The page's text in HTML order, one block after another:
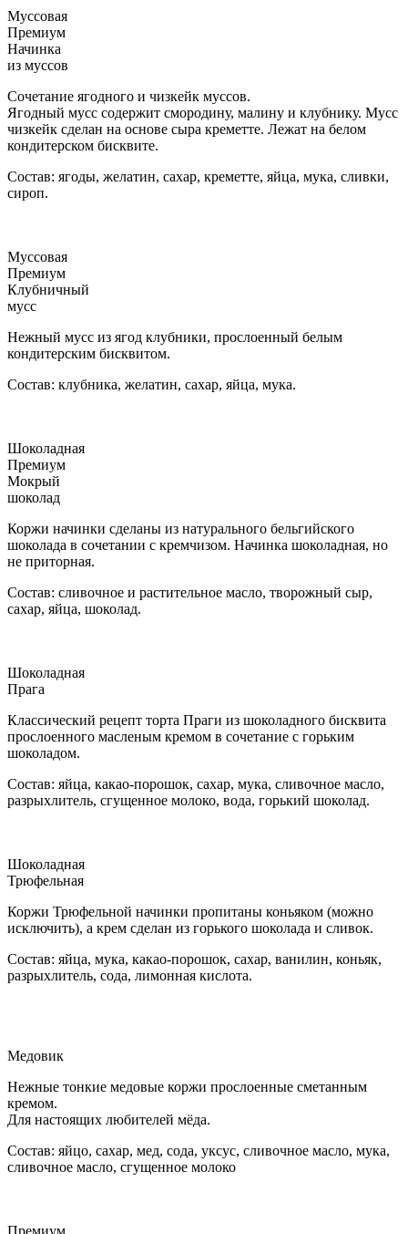
Муссовая
Премиум
Начинка
из муссов
Сочетание ягодного и чизкейк муссов.
Ягодный мусс содержит смородину, малину и клубнику. Мусс
чизкейк сделан на основе сыра креметте. Лежат на белом
кондитерском бисквите.
Состав: ягоды, желатин, сахар, креметте, яйца, мука, сливки,
сироп.
Муссовая
Премиум
Клубничный
мусс
Нежный мусс из ягод клубники, прослоенный белым
кондитерским бисквитом.
Состав: клубника, желатин, сахар, яйца, мука.
Шоколадная
Премиум
Мокрый
шоколад
Коржи начинки сделаны из натурального бельгийского
шоколада в сочетании с кремчизом. Начинка шоколадная, но
не приторная.
Состав: сливочное и растительное масло, творожный сыр,
сахар, яйца, шоколад.
Шоколадная
Прага
Классический рецепт торта Праги из шоколадного бисквита
прослоенного масленым кремом в сочетание с горьким
шоколадом.
Состав: яйца, какао-порошок, сахар, мука, сливочное масло,
разрыхлитель, сгущенное молоко, вода, горький шоколад.
Шоколадная
Трюфельная
Коржи Трюфельной начинки пропитаны коньяком (можно
исключить), а крем сделан из горького шоколада и сливок.
Состав: яйца, мука, какао-порошок, сахар, ванилин, коньяк,
разрыхлитель, сода, лимонная кислота.
Медовик
Нежные тонкие медовые коржи прослоенные сметанным
кремом.
Для настоящих любителей мёда.
Состав: яйцо, сахар, мед, сода, уксус, сливочное масло, мука,
сливочное масло, сгущенное молоко
Премиум